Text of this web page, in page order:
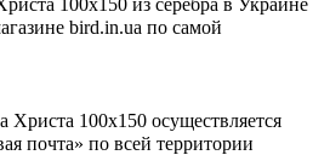
100x150 из серебра в Украине
bird.in.ua по самой
100x150 осуществляется
почта» по всей территории